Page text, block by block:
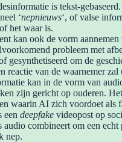
is tekst-
‘nepnieuws‘, of valse
het waar is.
kan ook de vorm aannemen
probleem met
gesynthetiseerd om de
reactie van de waarnemer
kan in de vorm van
zijn gericht op ouderen.
waarin AI zich voordoet als
een deepfake videopost op
audio combineert om een ​​echt
nep.